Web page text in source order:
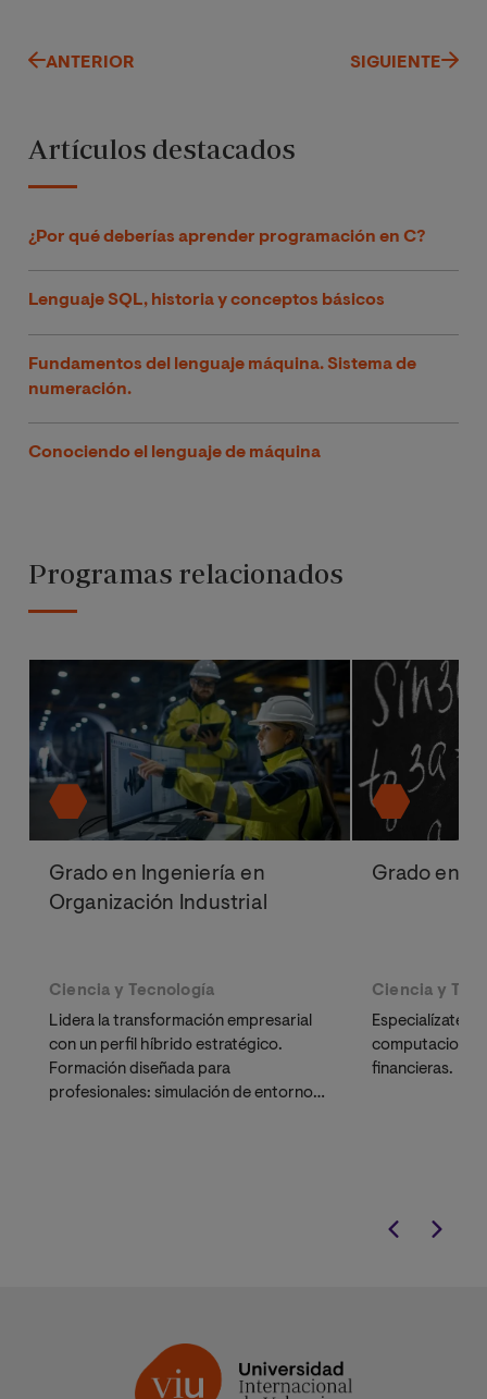
ANTERIOR SIGUIENTE
Artículos destacados
¿Por qué deberías aprender programación en C?
Lenguaje SQL, historia y conceptos básicos
Fundamentos del lenguaje máquina. Sistema de
numeración.
Conociendo el lenguaje de máquina
Programas relacionados
Grado en Ingeniería en
Organización Industrial
Ciencia y Tecnología
Lidera la transformación empresarial
con un perfil híbrido estratégico.
Formación diseñada para
profesionales: simulación de entornos
Grado en
Ciencia y
Especialízate
financieras.